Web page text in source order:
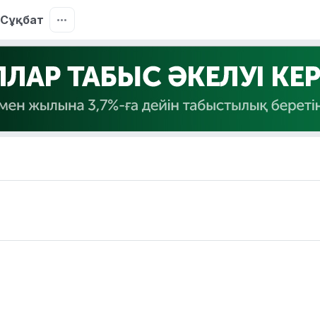
Сұқбат